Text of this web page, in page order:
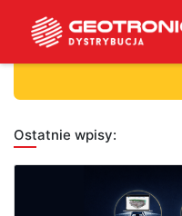
Ostatnie wpisy: